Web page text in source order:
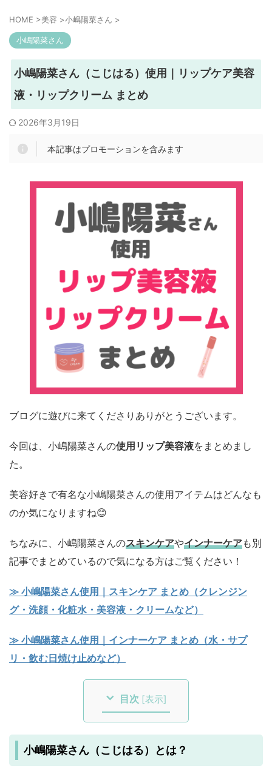
HOME >美容 >小嶋陽菜さん >
小嶋陽菜さん
小嶋陽菜さん（こじはる）使用｜リップケア美容
液・リップクリーム まとめ
2026年3月19日
本記事はプロモーションを含みます
ブログに遊びに来てくださりありがとうございます。
今回は、小嶋陽菜さんの使用リップ美容液をまとめまし
た。
美容好きで有名な小嶋陽菜さんの使用アイテムはどんなも
のか気になりますね😊
ちなみに、小嶋陽菜さんのスキンケアやインナーケアも別
記事でまとめているので気になる方はご覧ください！
≫ 小嶋陽菜さん使用｜スキンケア まとめ（クレンジン
グ・洗顔・化粧水・美容液・クリームなど）
≫ 小嶋陽菜さん使用｜インナーケア まとめ（水・サプ
リ・飲む日焼け止めなど）
目次 [表示]
小嶋陽菜さん（こじはる）とは？